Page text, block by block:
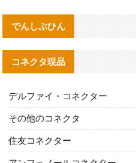
でんしぶひん
コネクタ現品
デルファイ・コネクター
その他のコネクタ
住友コネクター